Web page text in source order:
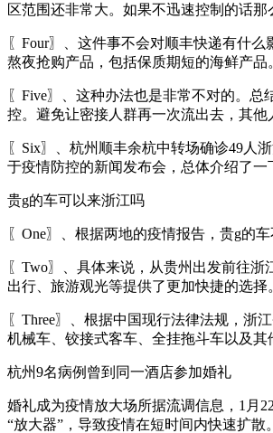
区范围还非常大。如果不迅速控制的话
〖Four〗、这件事不会对顺丰快递有什
熬夜抢购产品，包括保质期短的海鲜产品
〖Five〗、这种办法也是非常不对的。
控。避免让密接人群再一次流出去，其
〖Six〗、杭州顺丰余杭中转场确诊49人
于疫情防控的新闻发布会，总体介绍了一
贵g的车可以来浙江吗
〖One〗、根据两地的疫情报告，贵g的车
〖Two〗、具体来说，从贵州出发前往
出行、旅游观光等提供了更加快捷的选择
〖Three〗、根据中国现行法律法规，浙
机械车、铰接式客车、全挂拖斗车以及
杭州9名病例曾到同一酒店参加婚礼
婚礼成为疫情放大场所据流调信息，1月
“放大器”，导致疫情在短时间内快速扩